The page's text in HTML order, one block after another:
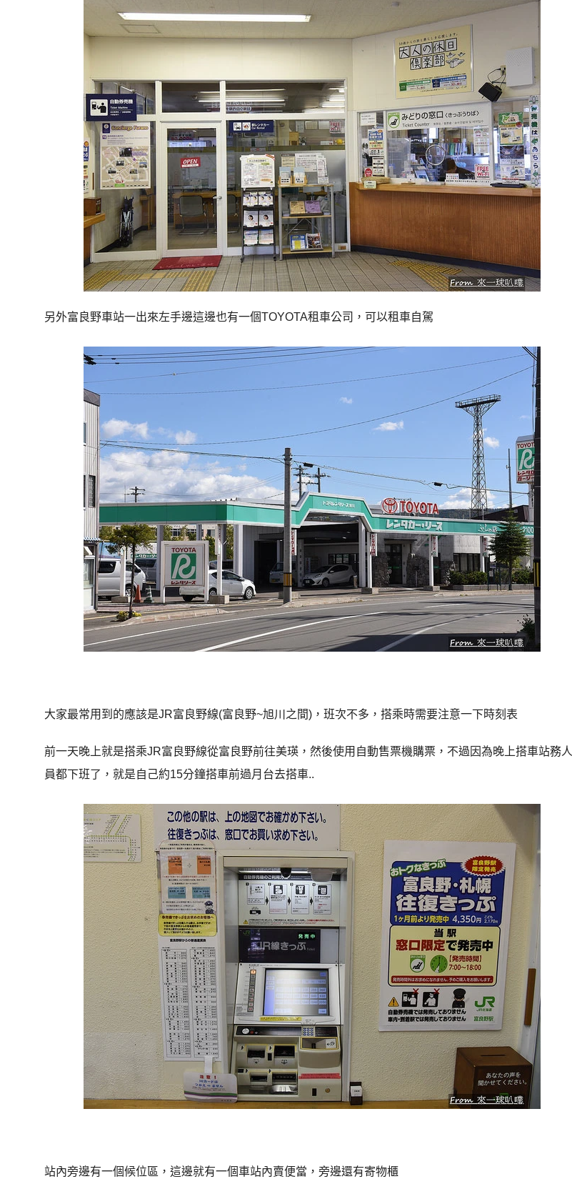
另外富良野車站一出來左手邊這邊也有一個TOYOTA租車公司，可以租車自駕
大家最常用到的應該是JR富良野線(富良野~旭川之間)，班次不多，搭乘時需要注意一下時刻表
前一天晚上就是搭乘JR富良野線從富良野前往美瑛，然後使用自動售票機購票，不過因為晚上搭車站務人
員都下班了，就是自己約15分鐘搭車前過月台去搭車..
站內旁邊有一個候位區，這邊就有一個車站內賣便當，旁邊還有寄物櫃